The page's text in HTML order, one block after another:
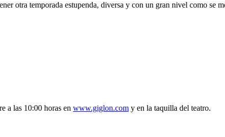
otra temporada estupenda, diversa y con un gran nivel como se
a las 10:00 horas en www.giglon.com y en la taquilla del teatro.